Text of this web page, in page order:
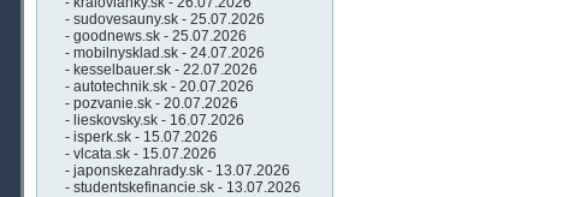
- sudovesauny.sk - 25.07.2026
- goodnews.sk - 25.07.2026
- mobilnysklad.sk - 24.07.2026
- kesselbauer.sk - 22.07.2026
- autotechnik.sk - 20.07.2026
- pozvanie.sk - 20.07.2026
- lieskovsky.sk - 16.07.2026
- isperk.sk - 15.07.2026
- vlcata.sk - 15.07.2026
- japonskezahrady.sk - 13.07.2026
- studentskefinancie.sk - 13.07.2026